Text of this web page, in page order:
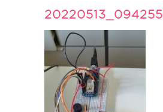
20220513_094255